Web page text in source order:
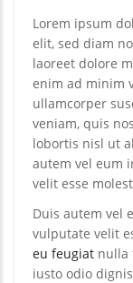
Lorem ipsum
elit, sed diam
laoreet dolore
enim ad minim
ullamcorper
veniam, quis
lobortis nisl ut
autem vel eum
velit esse
Duis autem vel
vulputate velit
eu feugiat nulla
iusto odio